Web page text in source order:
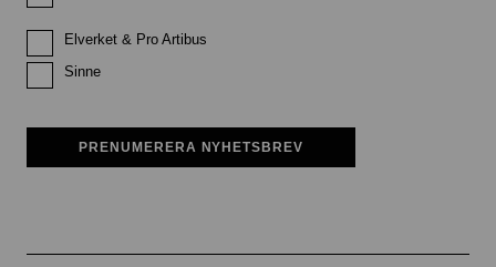
Elverket & Pro Artibus
Sinne
PRENUMERERA NYHETSBREV